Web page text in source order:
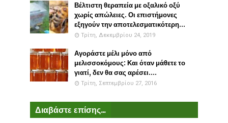
Βέλτιστη θεραπεία με οξαλικό οξύ
χωρίς απώλειες. Οι επιστήμονες
εξηγούν την αποτελεσματικότερη...
Τρίτη, Δεκεμβρίου 24, 2019
Αγοράστε μέλι μόνο από
μελισσοκόμους: Και όταν μάθετε το
γιατί, δεν θα σας αρέσει....
Τρίτη, Σεπτεμβρίου 27, 2016
Διαβάστε επίσης...